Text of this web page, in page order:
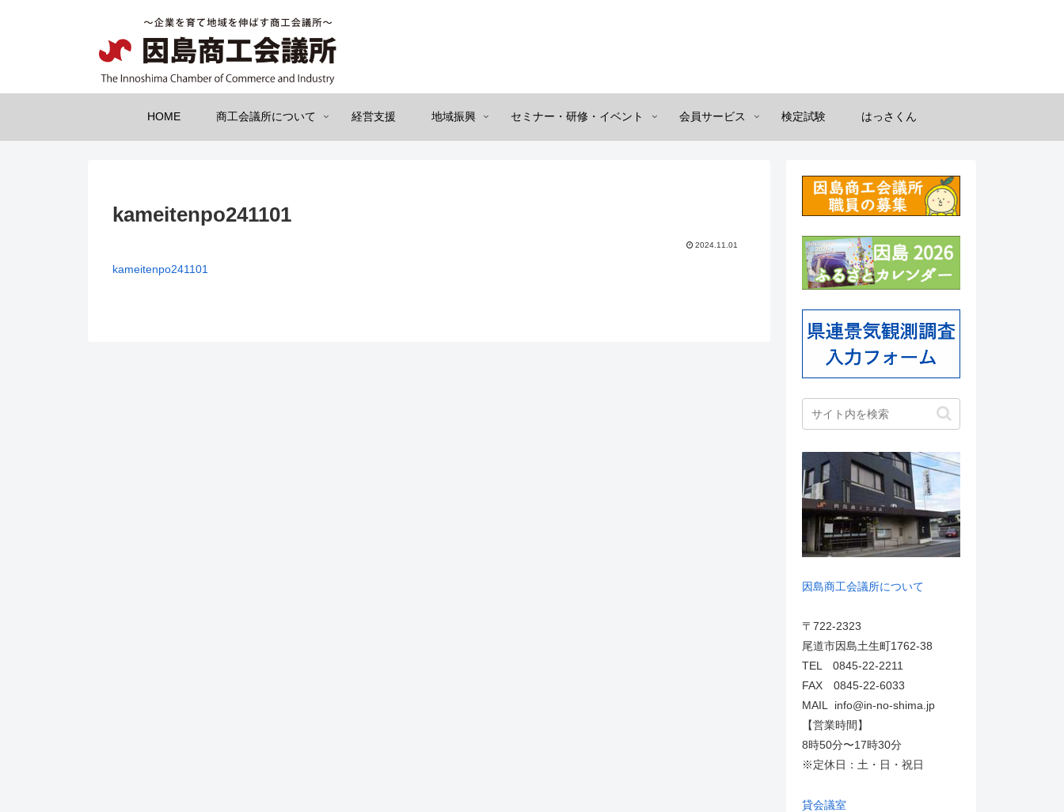
HOME 商工会議所について 経営支援 地域振興 セミナー・研修・イベント 会員サービス 検定試験 はっさくん
kameitenpo241101
2024.11.01
kameitenpo241101
因島商工会議所について
〒722-2323
尾道市因島土生町1762-38
TEL 0845-22-2211
FAX 0845-22-6033
MAIL info@in-no-shima.jp
【営業時間】
8時50分〜17時30分
※定休日：土・日・祝日
貸会議室